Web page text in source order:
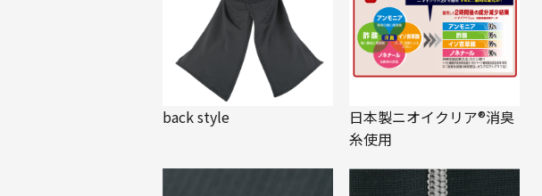
back style
日本製ニオイクリア®消臭
糸使用